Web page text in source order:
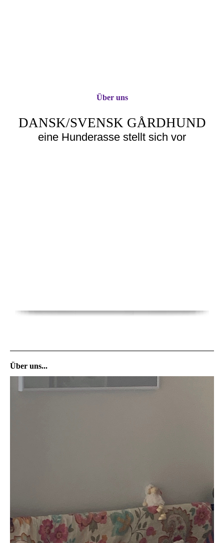
DANSK/SVENSK GÅRDHUND
eine Hunderasse stellt sich vor
Über uns
Über uns...